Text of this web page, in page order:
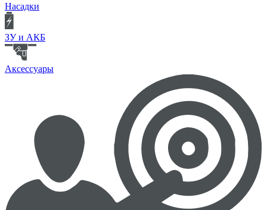
Насадки
ЗУ и АКБ
Аксессуары